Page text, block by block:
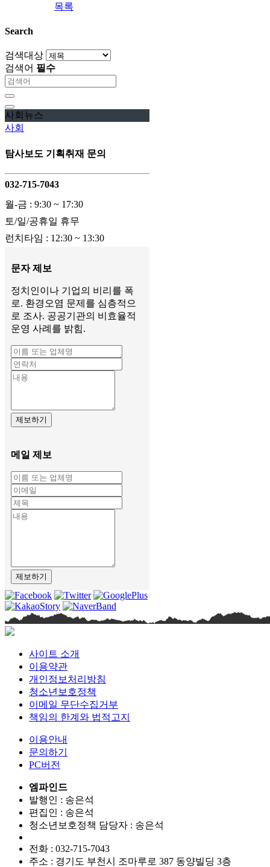
목록
Search
검색대상
검색어 필수
사회뉴스
사회
탐사보도 기획취재 문의
032-715-7043
월-금 : 9:30 ~ 17:30
토/일/공휴일 휴무
런치타임 : 12:30 ~ 13:30
문자 제보
정치인이나 기업의 비리를 폭
로. 환경오염 문제를 심층적으
로 조사. 공공기관의 비효율적
운영 사례를 밝힘.
제보하기
메일 제보
제보하기
사이트 소개
이용약관
개인정보처리방침
청소년보호정책
이메일 무단수집거부
책임의 한계와 법적고지
이용안내
문의하기
PC버전
엠파인드
발행인 : 송은석
편집인 : 송은석
청소년보호정책 담당자 : 송은석
전화 : 032-715-7043
주소 : 경기도 부천시 조마루로 387 동양빌딩 3층